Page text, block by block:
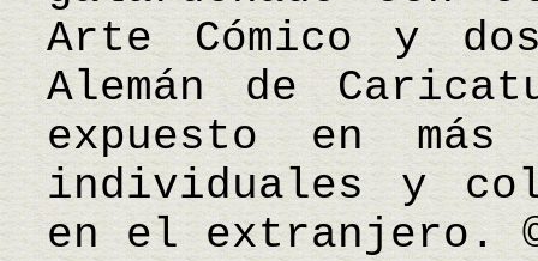
Arte Cómico y
Alemán de
expuesto en
individuales y
en el extranjero. ©